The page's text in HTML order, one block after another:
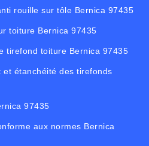
rouille sur tôle Bernica 97435
toiture Bernica 97435
tirefond toiture Bernica 97435
et étanchéité des tirefonds
97435
aux normes Bernica